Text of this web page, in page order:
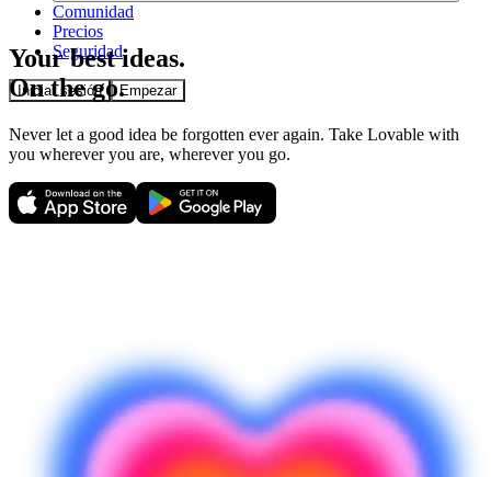
Comunidad
Precios
Seguridad
Iniciar sesión Empezar
Your best ideas.
On the go.
Never let a good idea be forgotten ever again. Take Lovable with
you wherever you are, wherever you go.